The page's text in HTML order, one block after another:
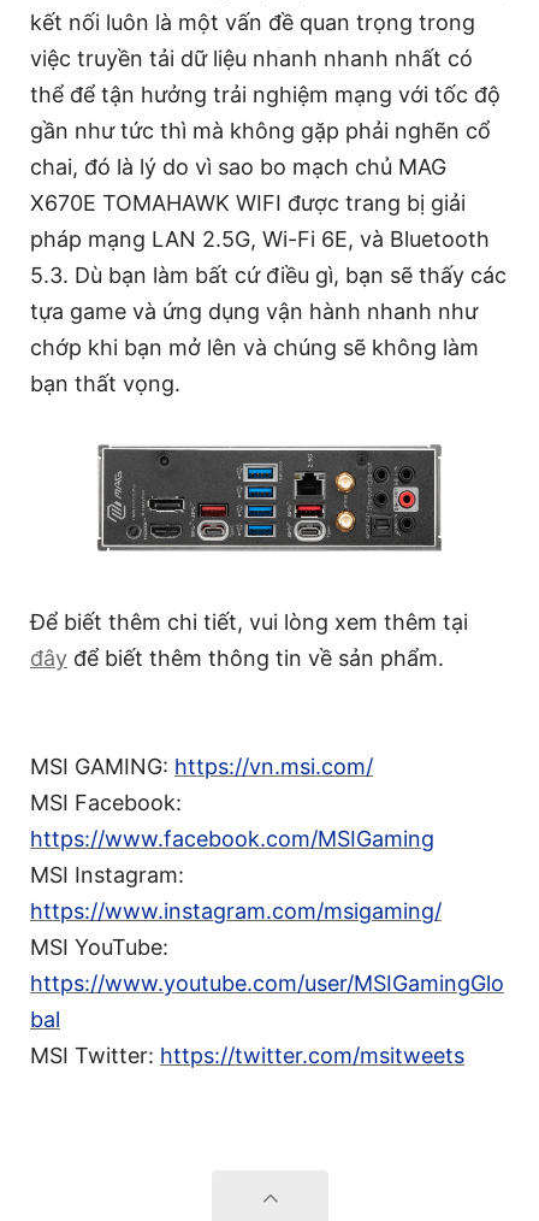
kết nối luôn là một vấn đề quan trọng trong
việc truyền tải dữ liệu nhanh nhanh nhất có
thể để tận hưởng trải nghiệm mạng với tốc độ
gần như tức thì mà không gặp phải nghẽn cổ
chai, đó là lý do vì sao bo mạch chủ MAG
X670E TOMAHAWK WIFI được trang bị giải
pháp mạng LAN 2.5G, Wi-Fi 6E, và Bluetooth
5.3. Dù bạn làm bất cứ điều gì, bạn sẽ thấy các
tựa game và ứng dụng vận hành nhanh như
chớp khi bạn mở lên và chúng sẽ không làm
bạn thất vọng.
Để biết thêm chi tiết, vui lòng xem thêm tại
đây để biết thêm thông tin về sản phẩm.
MSI GAMING: https://vn.msi.com/
MSI Facebook:
https://www.facebook.com/MSIGaming
MSI Instagram:
https://www.instagram.com/msigaming/
MSI YouTube:
https://www.youtube.com/user/MSIGamingGlo
bal
MSI Twitter: https://twitter.com/msitweets